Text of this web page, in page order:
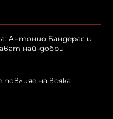
Антонио Бандерас и
най-добри
на всяка